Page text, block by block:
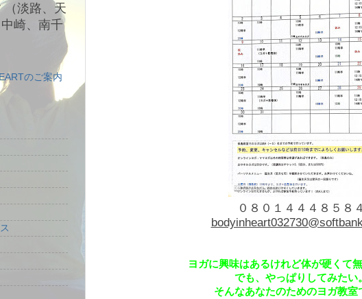
０８０１４４４８５８
ヨガに興味はあるけれど体が硬くて
でも、やっぱりしてみたい
そんなあなたのためのヨガ教室
（淡路、天
崎、南千
のご案内